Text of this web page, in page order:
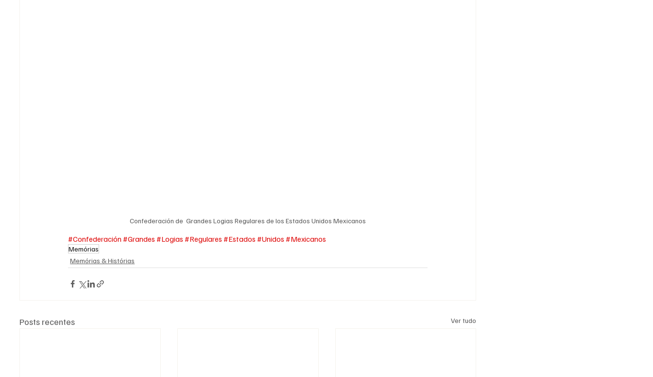
Confederación de  Grandes Logias Regulares de los Estados Unidos Mexicanos
#Confederación #Grandes #Logias #Regulares #Estados #Unidos #Mexicanos
Memórias
Memórias & Histórias
Posts recentes Ver tudo